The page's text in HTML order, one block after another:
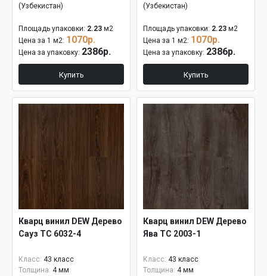
(Узбекистан)
Площадь упаковки: 2.23 м2
Цена за 1 м2: 1070р.
Цена за упаковку: 2386р.
Купить
(Узбекистан)
Площадь упаковки: 2.23 м2
Цена за 1 м2: 1070р.
Цена за упаковку: 2386р.
Купить
Кварц винил DEW Дерево
Сауз ТС 6032-4
Класс: 43 класс
Толщина: 4 мм
Кварц винил DEW Дерево
Ява ТС 2003-1
Класс: 43 класс
Толщина: 4 мм